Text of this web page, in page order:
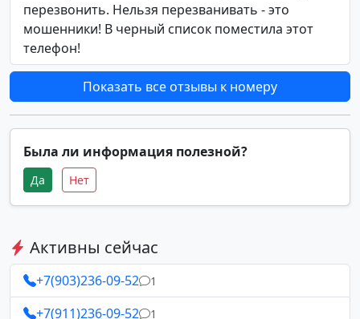
перезвонить. Нельзя перезванивать - это
мошенники! В черный список поместила этот
телефон!
Показать все отзывы к номеру
Была ли информация полезной?
Да Нет
Активны сейчас
+7(903)236-09-52 1
+7(911)236-09-52 1